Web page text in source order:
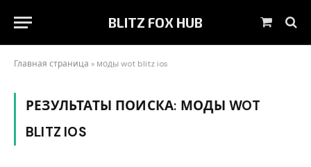
BLITZ FOX HUB Корзина
Главная страница » моды wot blitz ios
РЕЗУЛЬТАТЫ ПОИСКА: МОДЫ WOT
BLITZ IOS